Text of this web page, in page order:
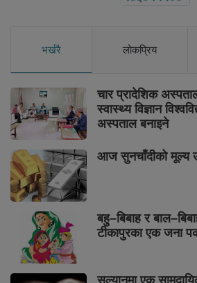
भर्खरै लोकप्रिय
चार प्रादेशिक
स्वास्थ्य विज्ञान
अस्पताल बनाइने
आज सुनचाँदीको मूल्य
बहु–बिबाह र
टीकापुरका एक जना
सल्यानमा एक